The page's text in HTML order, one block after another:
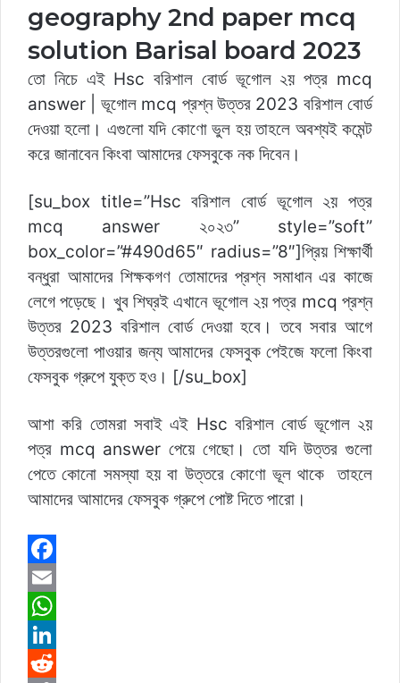
geography 2nd paper mcq
solution Barisal board 2023
তো নিচে এই Hsc বরিশাল বোর্ড ভূগোল ২য় পত্র mcq
answer | ভূগোল mcq প্রশ্ন উত্তর 2023 বরিশাল বোর্ড
দেওয়া হলো। এগুলো যদি কোণো ভুল হয় তাহলে অবশ্যই কমেন্ট
করে জানাবেন কিংবা আমাদের ফেসবুকে নক দিবেন।
[su_box title=”Hsc বরিশাল বোর্ড ভূগোল ২য় পত্র
mcq answer ২০২৩” style=”soft”
box_color=”#490d65″ radius=”8″]প্রিয় শিক্ষার্থী
বন্ধুরা আমাদের শিক্ষকগণ তোমাদের প্রশ্ন সমাধান এর কাজে
লেগে পড়েছে। খুব শিঘ্রই এখানে ভূগোল ২য় পত্র mcq প্রশ্ন
উত্তর 2023 বরিশাল বোর্ড দেওয়া হবে। তবে সবার আগে
উত্তরগুলো পাওয়ার জন্য আমাদের ফেসবুক পেইজেফলো কিংবা
ফেসবুক গ্রুপেযুক্ত হও। [/su_box]
আশা করি তোমরা সবাই এই Hsc বরিশাল বোর্ড ভূগোল ২য়
পত্র mcq answer পেয়ে গেছো। তো যদি উত্তর গুলো
পেতে কোনো সমস্যা হয় বা উত্তরে কোণো ভূল থাকে তাহলে
আমাদের আমাদের ফেসবুক গ্রুপেপোষ্ট দিতে পারো।
F
a
c
e
E
m
a
W
h
L